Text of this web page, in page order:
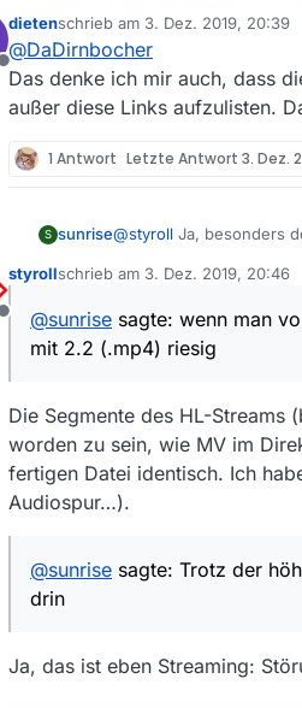
Da liegt ein
Z.B: Berlin live
ARTE.
Offline
dietenschrieb am 3. Dez. 2019, 20:39
zuletzt editiert von
@DaDirnbocher
Das denke ich mir auch, dass
außer diese Links aufzulisten.
1 Antwort Letzte Antwort 3. Dez.
S sunrise@styroll Ja, besonders
keine
und wieder ganz
mir dafür eine plausible
Offline
styrollschrieb am 3. Dez. 2019, 20:46
zuletzt editiert von
@sunrise sagte: wenn man
mit 2.2 (.mp4) riesig
Die Segmente des HL-Streams
worden zu sein, wie MV im
fertigen Datei identisch. Ich
Audiospur…).
@sunrise sagte: Trotz der
drin
Ja, das ist eben Streaming: